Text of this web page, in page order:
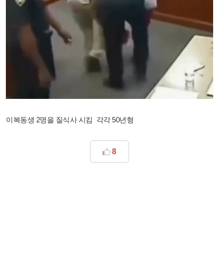
이복동생 2명을 질식사 시킴 각각 50년형 ​
8